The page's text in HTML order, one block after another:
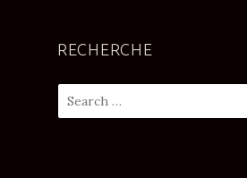
RECHERCHE
Search